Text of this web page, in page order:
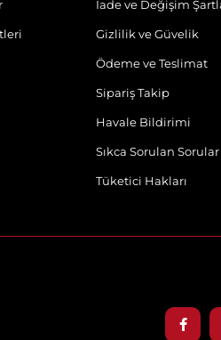
İade ve Değişim
Gizlilik ve Güvelik
Ödeme ve Teslimat
Sipariş Takip
Havale Bildirimi
Sıkca Sorulan Sorular
Tüketici Hakları